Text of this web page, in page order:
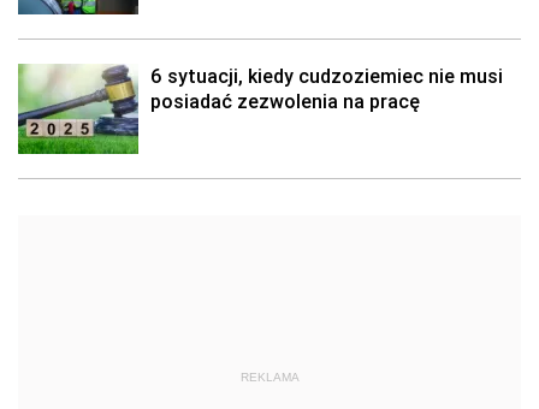
6 sytuacji, kiedy cudzoziemiec nie musi
posiadać zezwolenia na pracę
REKLAMA